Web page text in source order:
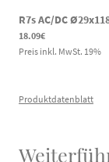
18.09€
Preis inkl. MwSt. 19%
Produktdatenblatt